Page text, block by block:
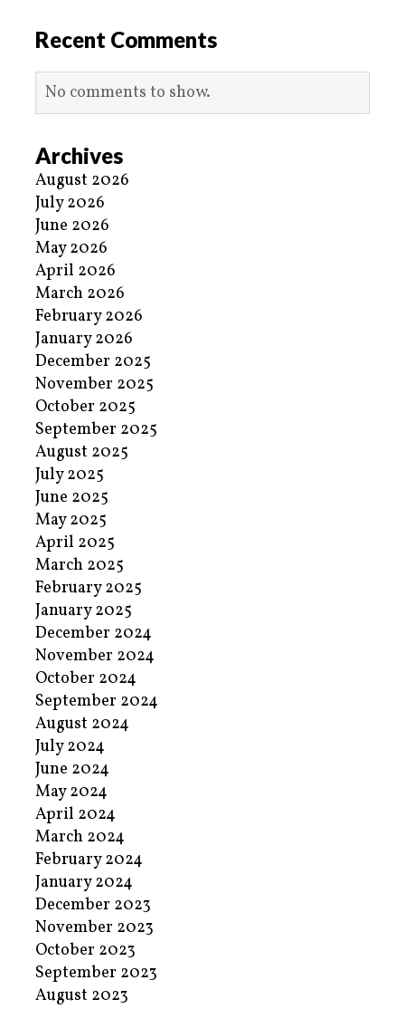
Recent Comments
No comments to show.
Archives
August 2026
July 2026
June 2026
May 2026
April 2026
March 2026
February 2026
January 2026
December 2025
November 2025
October 2025
September 2025
August 2025
July 2025
June 2025
May 2025
April 2025
March 2025
February 2025
January 2025
December 2024
November 2024
October 2024
September 2024
August 2024
July 2024
June 2024
May 2024
April 2024
March 2024
February 2024
January 2024
December 2023
November 2023
October 2023
September 2023
August 2023